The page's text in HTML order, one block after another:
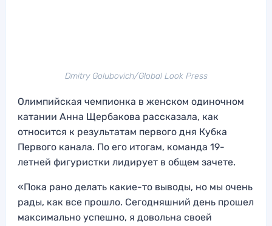
Dmitry Golubovich/Global Look Press
Олимпийская чемпионка в женском одиночном
катании Анна Щербакова рассказала, как
относится к результатам первого дня Кубка
Первого канала. По его итогам, команда 19-
летней фигуристки лидирует в общем зачете.
«Пока рано делать какие-то выводы, но мы очень
рады, как все прошло. Сегодняшний день прошел
максимально успешно, я довольна своей